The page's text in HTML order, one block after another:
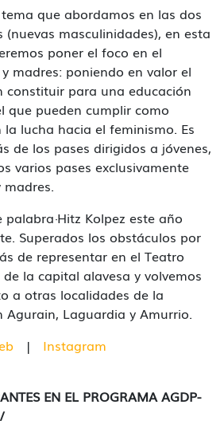
que abordamos en las dos
masculinidades), en esta
poner el foco en el
madres: poniendo en valor el
constituir para una educación
que pueden cumplir como
lucha hacia el feminismo. Es
de los pases dirigidos a jóvenes,
varios pases exclusivamente
Kolpez este año
Superados los obstáculos por
de representar en el Teatro
la capital alavesa y volvemos
a otras localidades de la
Agurain, Laguardia y Amurrio.
| Instagram
EN EL PROGRAMA AGDP-